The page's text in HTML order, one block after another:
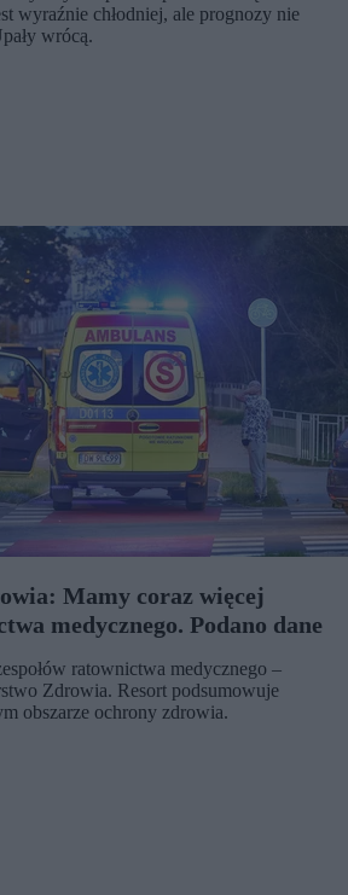
wyraźnie chłodniej, ale prognozy nie
wrócą.
Mamy coraz więcej
medycznego. Podano dane
ratownictwa medycznego –
Zdrowia. Resort podsumowuje
obszarze ochrony zdrowia.